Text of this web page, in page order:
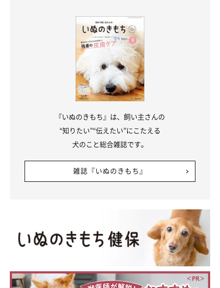
『いぬのきもち』は、飼い主さんの
“知りたい”“伝えたい”にこたえる
犬のこと総合雑誌です。
雑誌『いぬのきもち』